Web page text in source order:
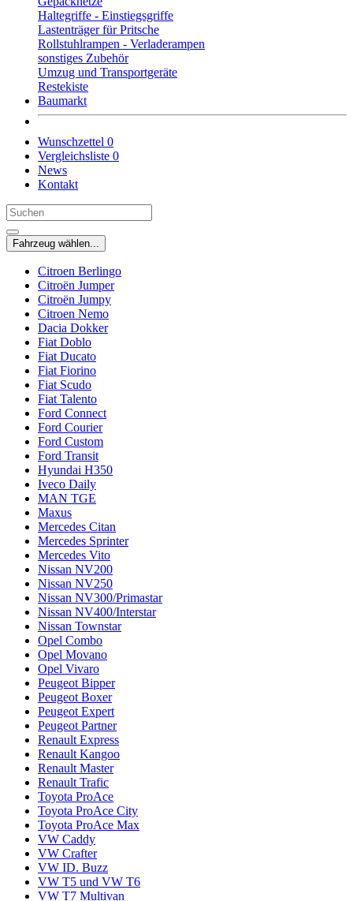
Haltegriffe - Einstiegsgriffe
Lastenträger für Pritsche
Rollstuhlrampen - Verladerampen
sonstiges Zubehör
Umzug und Transportgeräte
Restekiste
Baumarkt
Wunschzettel 0
Vergleichsliste 0
News
Kontakt
Fahrzeug wählen...
Citroen Berlingo
Citroën Jumper
Citroën Jumpy
Citroen Nemo
Dacia Dokker
Fiat Doblo
Fiat Ducato
Fiat Fiorino
Fiat Scudo
Fiat Talento
Ford Connect
Ford Courier
Ford Custom
Ford Transit
Hyundai H350
Iveco Daily
MAN TGE
Maxus
Mercedes Citan
Mercedes Sprinter
Mercedes Vito
Nissan NV200
Nissan NV250
Nissan NV300/Primastar
Nissan NV400/Interstar
Nissan Townstar
Opel Combo
Opel Movano
Opel Vivaro
Peugeot Bipper
Peugeot Boxer
Peugeot Expert
Peugeot Partner
Renault Express
Renault Kangoo
Renault Master
Renault Trafic
Toyota ProAce
Toyota ProAce City
Toyota ProAce Max
VW Caddy
VW Crafter
VW ID. Buzz
VW T5 und VW T6
VW T7 Multivan